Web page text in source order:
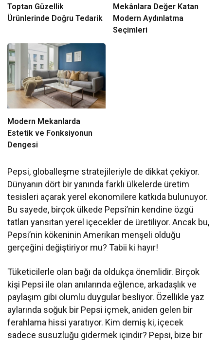
Toptan Güzellik
Ürünlerinde Doğru Tedarik
Mekânlara Değer Katan
Modern Aydınlatma
Seçimleri
Modern Mekanlarda
Estetik ve Fonksiyonun
Dengesi
Pepsi, globalleşme stratejileriyle de dikkat çekiyor.
Dünyanın dört bir yanında farklı ülkelerde üretim
tesisleri açarak yerel ekonomilere katkıda bulunuyor.
Bu sayede, birçok ülkede Pepsi’nin kendine özgü
tatları yansıtan yerel içecekler de üretiliyor. Ancak bu,
Pepsi’nin kökeninin Amerikan menşeli olduğu
gerçeğini değiştiriyor mu? Tabii ki hayır!
Tüketicilerle olan bağı da oldukça önemlidir. Birçok
kişi Pepsi ile olan anılarında eğlence, arkadaşlık ve
paylaşım gibi olumlu duygular besliyor. Özellikle yaz
aylarında soğuk bir Pepsi içmek, aniden gelen bir
ferahlama hissi yaratıyor. Kim demiş ki, içecek
sadece susuzluğu gidermek içindir? Pepsi, bize bir